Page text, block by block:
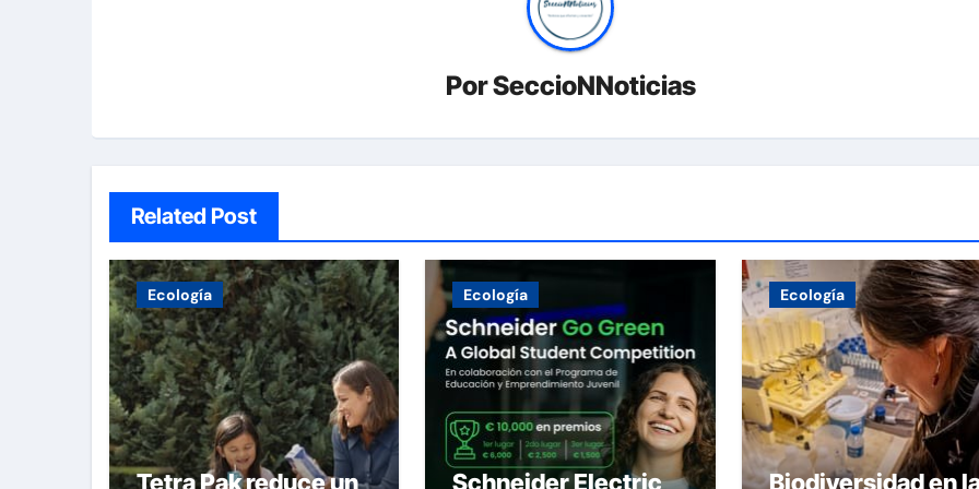
PorSeccioNNoticias
Related Post
Ecología
Tetra Pak reduce un
Ecología
Schneider Electric
Ecología
Biodiversidad en